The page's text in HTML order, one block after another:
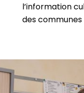
l’information
des